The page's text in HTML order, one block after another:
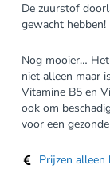
De zuurstof
gewacht hebben!
Nog mooier…
niet alleen maar
Vitamine B5 en
ook om
voor een
Prijzen